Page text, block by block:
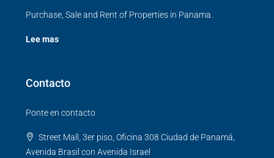
Purchase, Sale and Rent of Properties in Panama.
Lee mas
Contacto
Ponte en contacto
Street Mall, 3er piso, Oficina 308 Ciudad de Panamá,
Avenida Brasil con Avenida Israel